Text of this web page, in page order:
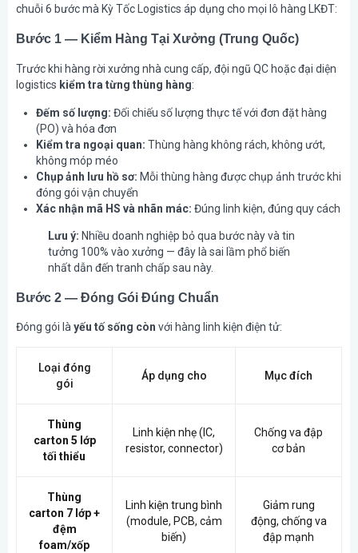
chuỗi 6 bước mà Kỳ Tốc Logistics áp dụng cho mọi lô hàng LKĐT:
Bước 1 — Kiểm Hàng Tại Xưởng (Trung Quốc)
Trước khi hàng rời xưởng nhà cung cấp, đội ngũ QC hoặc đại diện
logistics kiểm tra từng thùng hàng:
Đếm số lượng: Đối chiếu số lượng thực tế với đơn đặt hàng
(PO) và hóa đơn
Kiểm tra ngoại quan: Thùng hàng không rách, không ướt,
không móp méo
Chụp ảnh lưu hồ sơ: Mỗi thùng hàng được chụp ảnh trước khi
đóng gói vận chuyển
Xác nhận mã HS và nhãn mác: Đúng linh kiện, đúng quy cách
Lưu ý: Nhiều doanh nghiệp bỏ qua bước này và tin
tưởng 100% vào xưởng — đây là sai lầm phổ biến
nhất dẫn đến tranh chấp sau này.
Bước 2 — Đóng Gói Đúng Chuẩn
Đóng gói làyếu tố sống còn với hàng linh kiện điện tử:
Loại đóng
gói
Áp dụng cho Mục đích
Thùng
carton 5 lớp
tối thiểu
Linh kiện nhẹ (IC,
resistor, connector)
Chống va đập
cơ bản
Thùng
carton 7 lớp +
đệm
foam/xốp
Linh kiện trung bình
(module, PCB, cảm
biến)
Giảm rung
động, chống va
đập mạnh